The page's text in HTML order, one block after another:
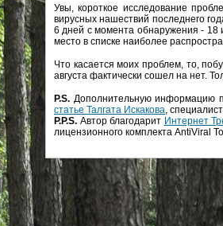
Увы, короткое исследование
вирусных нашествий последнего
6 дней с момента обнаружения - 18
место в списке наиболее
Что касается моих проблем, то,
августа фактически сошел на нет.
P.S. Дополнительную информацию
статье Талгата Искакова,
P.P.S. Автор благодарит Интернет
лицензионного комплекта AntiViral